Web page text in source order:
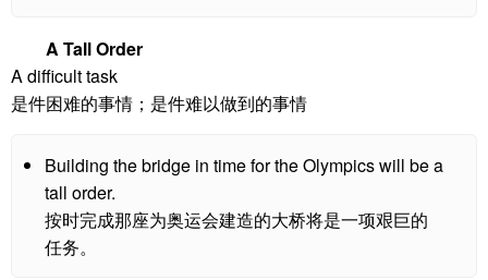
A Tall Order
A difficult task
是件困难的事情；是件难以做到的事情
Building the bridge in time for the Olympics will be a
tall order.
按时完成那座为奥运会建造的大桥将是一项艰巨的
任务。